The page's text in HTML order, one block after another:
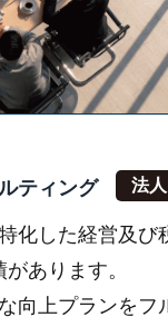
ティング
化した経営及び
あります。
向上プランをフ